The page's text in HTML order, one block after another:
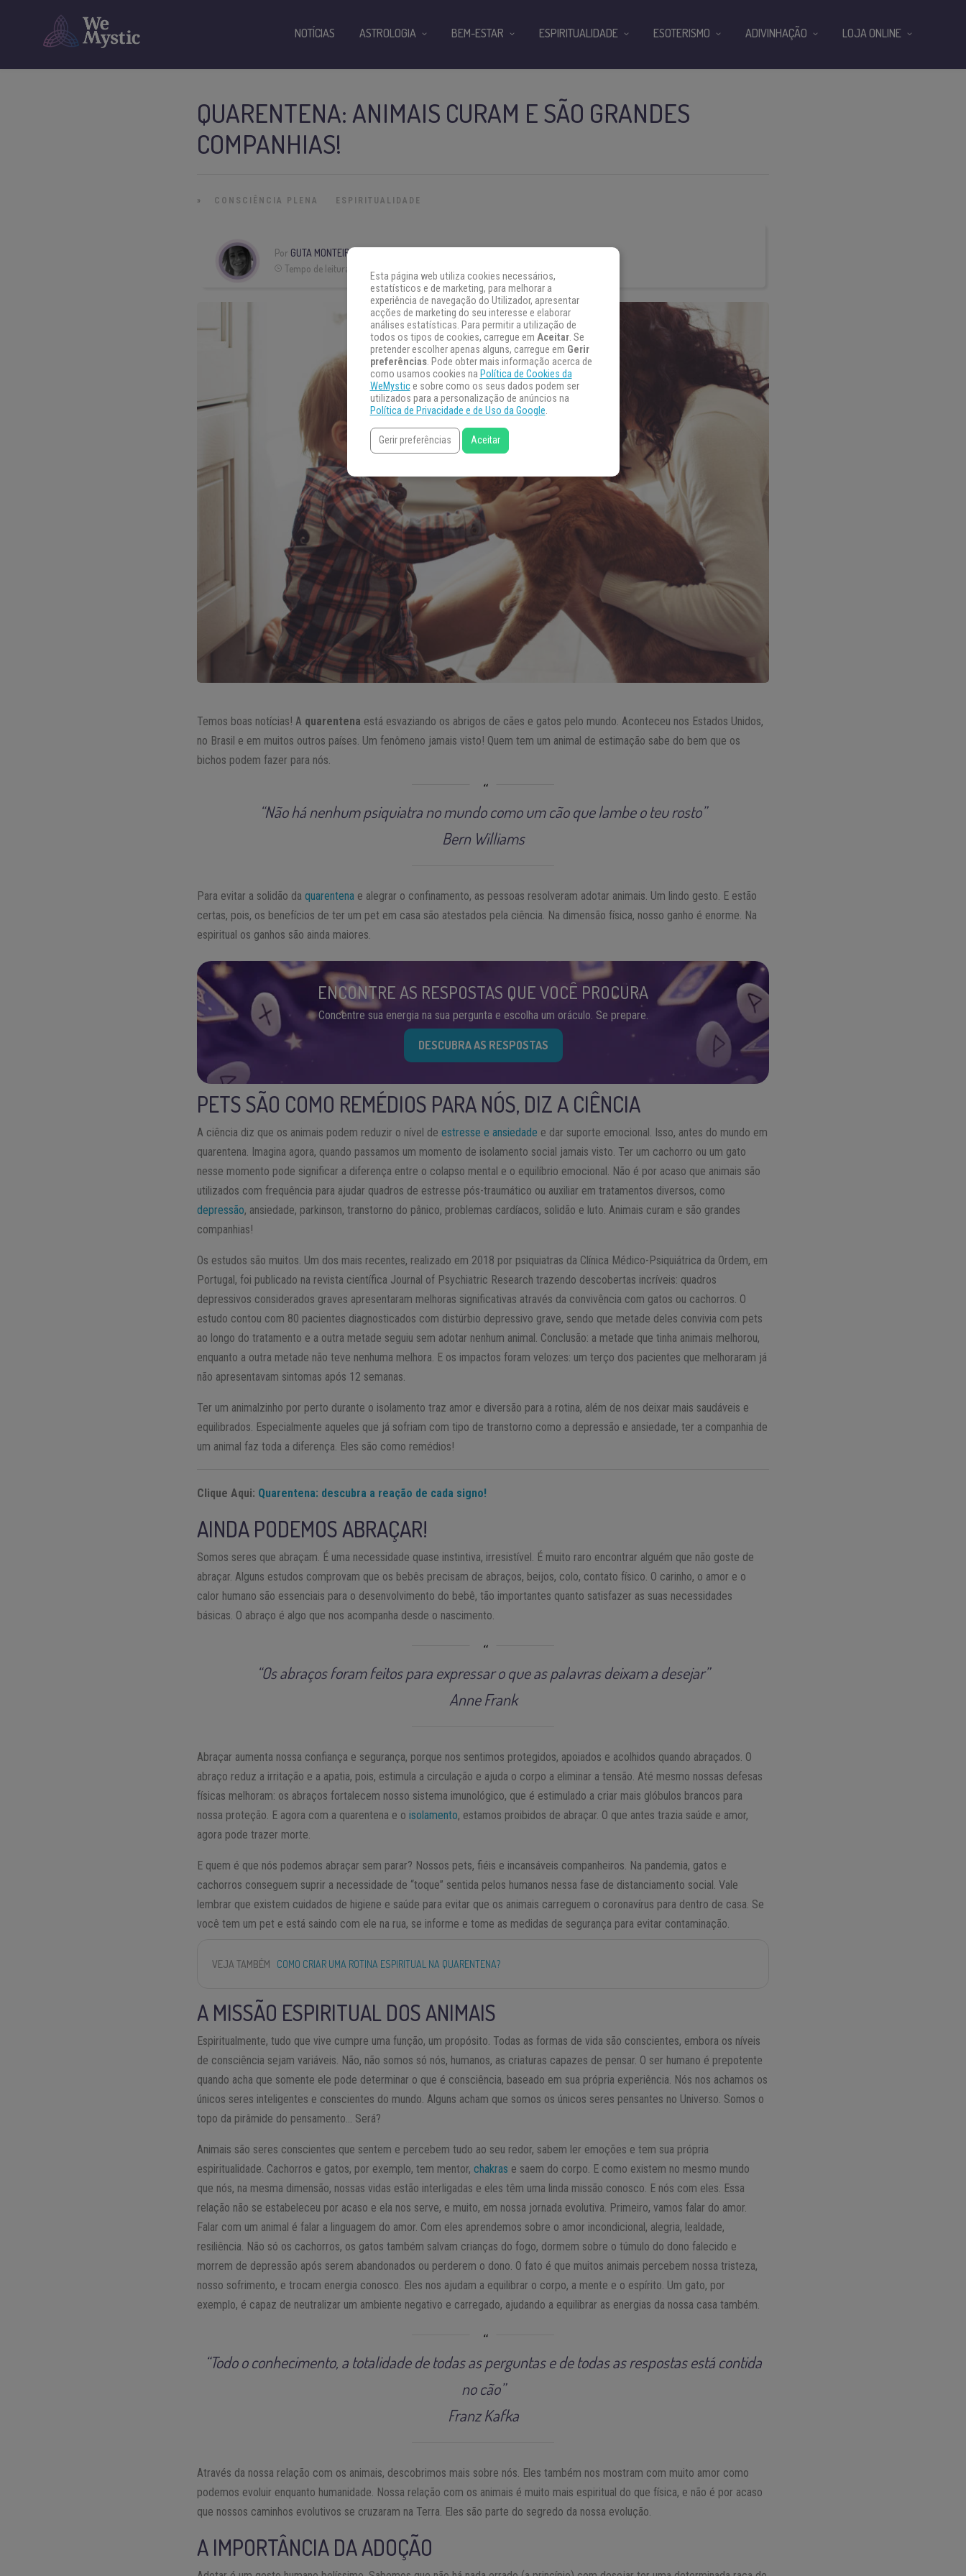
QUARENTENA: ANIMAIS CURAM E SÃO GRANDES
COMPANHIAS!
» CONSCIÊNCIA PLENA ESPIRITUALIDADE
Por GUTA MONTEIRO
Tempo de leitura:
Temos boas notícias! A quarentena está esvaziando os abrigos de cães e gatos pelo mundo. Aconteceu nos Estados Unidos,
no Brasil e em muitos outros países. Um fenômeno jamais visto! Quem tem um animal de estimação sabe do bem que os
bichos podem fazer para nós.
“Não há nenhum psiquiatra no mundo como um cão que lambe o teu rosto”
Bern Williams
Para evitar a solidão daquarentena e alegrar o confinamento, as pessoas resolveram adotar animais. Um lindo gesto. E estão
certas, pois, os benefícios de ter um pet em casa são atestados pela ciência. Na dimensão física, nosso ganho é enorme. Na
espiritual os ganhos são ainda maiores.
ENCONTRE AS RESPOSTAS QUE VOCÊ PROCURA
Concentre sua energia na sua pergunta e escolha um oráculo. Se prepare.
DESCUBRA AS RESPOSTAS
PETS SÃO COMO REMÉDIOS PARA NÓS, DIZ A CIÊNCIA
A ciência diz que os animais podem reduzir o nível deestresse e ansiedade e dar suporte emocional. Isso, antes do mundo em
quarentena. Imagina agora, quando passamos um momento de isolamento social jamais visto. Ter um cachorro ou um gato
nesse momento pode significar a diferença entre o colapso mental e o equilíbrio emocional. Não é por acaso que animais são
utilizados com frequência para ajudar quadros de estresse pós-traumático ou auxiliar em tratamentos diversos, como
depressão, ansiedade, parkinson, transtorno do pânico, problemas cardíacos, solidão e luto. Animais curam e são grandes
companhias!
Os estudos são muitos. Um dos mais recentes, realizado em 2018 por psiquiatras da Clínica Médico-Psiquiátrica da Ordem, em
Portugal, foi publicado na revista científica Journal of Psychiatric Research trazendo descobertas incríveis: quadros
depressivos considerados graves apresentaram melhoras significativas através da convivência com gatos ou cachorros. O
estudo contou com 80 pacientes diagnosticados com distúrbio depressivo grave, sendo que metade deles convivia com pets
ao longo do tratamento e a outra metade seguiu sem adotar nenhum animal. Conclusão: a metade que tinha animais melhorou,
enquanto a outra metade não teve nenhuma melhora. E os impactos foram velozes: um terço dos pacientes que melhoraram já
não apresentavam sintomas após 12 semanas.
Ter um animalzinho por perto durante o isolamento traz amor e diversão para a rotina, além de nos deixar mais saudáveis e
equilibrados. Especialmente aqueles que já sofriam com tipo de transtorno como a depressão e ansiedade, ter a companhia de
um animal faz toda a diferença. Eles são como remédios!
Clique Aqui: Quarentena: descubra a reação de cada signo!
AINDA PODEMOS ABRAÇAR!
Somos seres que abraçam. É uma necessidade quase instintiva, irresistível. É muito raro encontrar alguém que não goste de
abraçar. Alguns estudos comprovam que os bebês precisam de abraços, beijos, colo, contato físico. O carinho, o amor e o
calor humano são essenciais para o desenvolvimento do bebê, tão importantes quanto satisfazer as suas necessidades
básicas. O abraço é algo que nos acompanha desde o nascimento.
“Os abraços foram feitos para expressar o que as palavras deixam a desejar”
Anne Frank
Abraçar aumenta nossa confiança e segurança, porque nos sentimos protegidos, apoiados e acolhidos quando abraçados. O
abraço reduz a irritação e a apatia, pois, estimula a circulação e ajuda o corpo a eliminar a tensão. Até mesmo nossas defesas
físicas melhoram: os abraços fortalecem nosso sistema imunológico, que é estimulado a criar mais glóbulos brancos para
nossa proteção. E agora com a quarentena e oisolamento, estamos proibidos de abraçar. O que antes trazia saúde e amor,
agora pode trazer morte.
E quem é que nós podemos abraçar sem parar? Nossos pets, fiéis e incansáveis companheiros. Na pandemia, gatos e
cachorros conseguem suprir a necessidade de “toque” sentida pelos humanos nessa fase de distanciamento social. Vale
lembrar que existem cuidados de higiene e saúde para evitar que os animais carreguem o coronavírus para dentro de casa. Se
você tem um pet e está saindo com ele na rua, se informe e tome as medidas de segurança para evitar contaminação.
VEJA TAMBÉM COMO CRIAR UMA ROTINA ESPIRITUAL NA QUARENTENA?
A MISSÃO ESPIRITUAL DOS ANIMAIS
Espiritualmente, tudo que vive cumpre uma função, um propósito. Todas as formas de vida são conscientes, embora os níveis
de consciência sejam variáveis. Não, não somos só nós, humanos, as criaturas capazes de pensar. O ser humano é prepotente
quando acha que somente ele pode determinar o que é consciência, baseado em sua própria experiência. Nós nos achamos os
únicos seres inteligentes e conscientes do mundo. Alguns acham que somos os únicos seres pensantes no Universo. Somos o
topo da pirâmide do pensamento… Será?
Animais são seres conscientes que sentem e percebem tudo ao seu redor, sabem ler emoções e tem sua própria
espiritualidade. Cachorros e gatos, por exemplo, tem mentor,chakras e saem do corpo. E como existem no mesmo mundo
que nós, na mesma dimensão, nossas vidas estão interligadas e eles têm uma linda missão conosco. E nós com eles. Essa
relação não se estabeleceu por acaso e ela nos serve, e muito, em nossa jornada evolutiva. Primeiro, vamos falar do amor.
Falar com um animal é falar a linguagem do amor. Com eles aprendemos sobre o amor incondicional, alegria, lealdade,
resiliência. Não só os cachorros, os gatos também salvam crianças do fogo, dormem sobre o túmulo do dono falecido e
morrem de depressão após serem abandonados ou perderem o dono. O fato é que muitos animais percebem nossa tristeza,
nosso sofrimento, e trocam energia conosco. Eles nos ajudam a equilibrar o corpo, a mente e o espírito. Um gato, por
exemplo, é capaz de neutralizar um ambiente negativo e carregado, ajudando a equilibrar as energias da nossa casa também.
“Todo o conhecimento, a totalidade de todas as perguntas e de todas as respostas está contida
no cão”
Franz Kafka
Através da nossa relação com os animais, descobrimos mais sobre nós. Eles também nos mostram com muito amor como
podemos evoluir enquanto humanidade. Nossa relação com os animais é muito mais espiritual do que física, e não é por acaso
que nossos caminhos evolutivos se cruzaram na Terra. Eles são parte do segredo da nossa evolução.
A IMPORTÂNCIA DA ADOÇÃO
NOTÍCIAS ASTROLOGIA BEM-ESTAR ESPIRITUALIDADE ESOTERISMO ADIVINHAÇÃO LOJA ONLINE
Esta página web utiliza cookies necessários,
estatísticos e de marketing, para melhorar a
experiência de navegação do Utilizador, apresentar
acções de marketing do seu interesse e elaborar
análises estatísticas. Para permitir a utilização de
todos os tipos de cookies, carregue em Aceitar. Se
pretender escolher apenas alguns, carregue em Gerir
preferências. Pode obter mais informação acerca de
como usamos cookies na Política de Cookies da
WeMystice sobre como os seus dados podem ser
utilizados para a personalização de anúncios na
Política de Privacidade e de Uso da Google.
Gerir preferências Aceitar